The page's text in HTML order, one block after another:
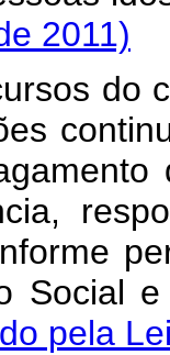
2011)
do
Social
pela